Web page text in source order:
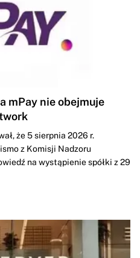
mPay nie obejmuje
że 5 sierpnia 2026 r.
z Komisji Nadzoru
na wystąpienie spółki z 29